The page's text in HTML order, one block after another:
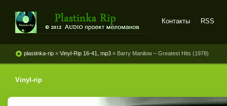
винила и магнитоальбомов
Контакты RSS
plastinka-rip » Vinyl-Rip 16-41, mp3 » Barry Manilow ‎– Greatest Hits (1978)
Vinyl-rip